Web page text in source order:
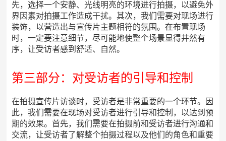
先，选择一个安静、光线明亮的环境进行拍摄，以避免外
界因素对拍摄工作造成干扰。其次，我们需要对现场进行
装饰，以营造出与宣传片主题相符的氛围。在布置现场
时，一定要注意细节，尽可能地使整个场景显得井然有
序，让受访者感到舒适、自然。
第三部分：对受访者的引导和控制
在拍摄宣传片访谈时，受访者是非常重要的一个环节。因
此，我们需要在现场对受访者进行引导和控制，以达到预
期的效果。首先，我们需要在拍摄前和受访者进行沟通和
交流，让受访者了解整个拍摄过程以及他们的角色和重要